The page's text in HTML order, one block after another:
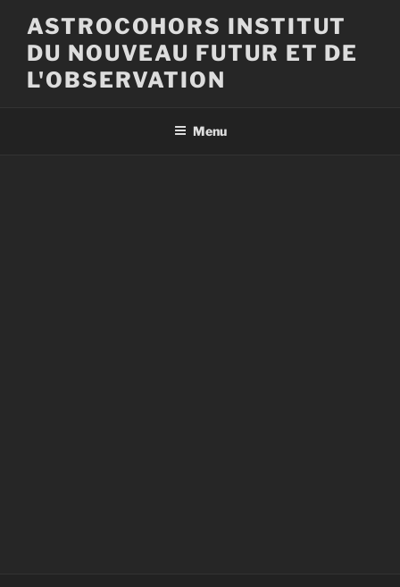
contenu
principal
ASTROCOHORS INSTITUT
DU NOUVEAU FUTUR ET DE
L'OBSERVATION
Menu